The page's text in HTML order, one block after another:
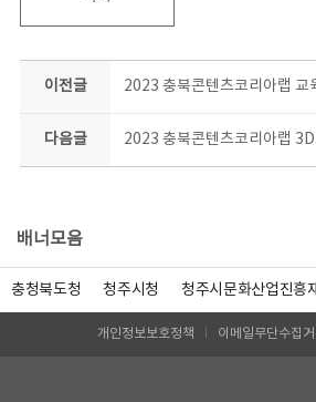
이전글
다음글
배너모음
충청북도청 청주시청 청주시문화산업진흥
개인정보보호정책 이메일무단수집